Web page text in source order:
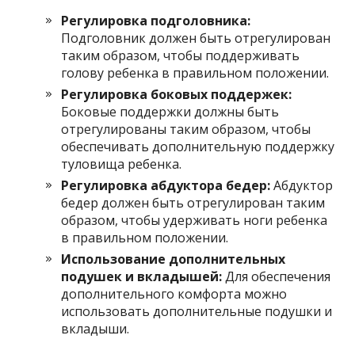
Регулировка подголовника:
Подголовник должен быть отрегулирован
таким образом, чтобы поддерживать
голову ребенка в правильном положении.
Регулировка боковых поддержек:
Боковые поддержки должны быть
отрегулированы таким образом, чтобы
обеспечивать дополнительную поддержку
туловища ребенка.
Регулировка абдуктора бедер:Абдуктор
бедер должен быть отрегулирован таким
образом, чтобы удерживать ноги ребенка
в правильном положении.
Использование дополнительных
подушек и вкладышей:Для обеспечения
дополнительного комфорта можно
использовать дополнительные подушки и
вкладыши.